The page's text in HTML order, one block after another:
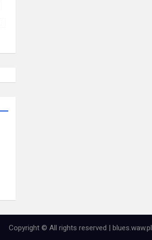
Copyright © All rights reserved | blues.waw.pl